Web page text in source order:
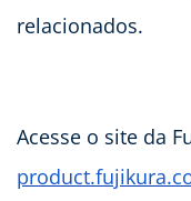
relacionados.
Acesse o site da